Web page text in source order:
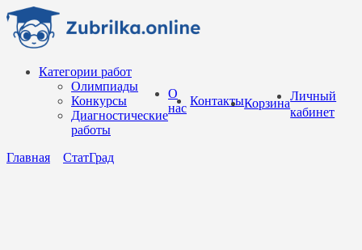
Перейти
содержанию
Категории работ
Олимпиады
Конкурсы
Диагностические
работы
О
нас
КонтактыКорзина
Личный
кабинет
Главная СтатГрад